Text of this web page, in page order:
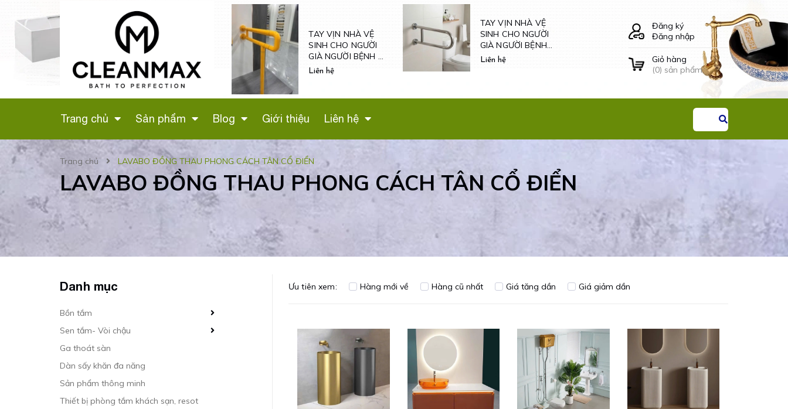
SINH
HỒNG
LÔ GIẤY ĐÔI (MÀU
ĐEN) CÓ GIÁ ĐỂ
ĐIỆN THOẠI - 346D
Liên hệ
TAY VỊN NHÀ VỆ
SINH CHO NGƯỜI
GIÀ NGƯỜI BỆNH -
TVN601
Liên hệ
TAY VỊN NHÀ VỆ
SINH CHO NGƯỜI
GIÀ NGƯỜI BỆNH
VÀ NỮ MANG THAI
Liên hệ
LÔ GIẤY VỆ SINH
ÂM TƯỜNG ĐÔI -
34504 CLEANMAX
Liên hệ
Đăng ký
Đăng nhập
Giỏ hàng
(0) sản phẩm
Trang chủ Sản phẩm Blog Giới thiệu Liên hệ
Trang chủ LAVABO ĐỒNG THAU PHONG CÁCH TÂN CỔ ĐIỂN
LAVABO ĐỒNG THAU PHONG CÁCH TÂN CỔ ĐIỂN
Danh mục
Bồn tắm
Sen tắm- Vòi chậu
Ga thoát sàn
Dàn sấy khăn đa năng
Sản phẩm thông minh
Thiết bị phòng tắm khách sạn, resot
Ưu tiên xem: Hàng mới về Hàng cũ nhất Giá tăng dần Giá giảm dần